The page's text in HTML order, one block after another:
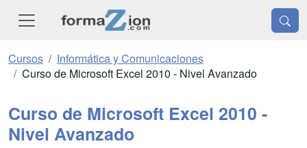
Cursos
Informática y Comunicaciones
Curso de Microsoft Excel 2010 - Nivel Avanzado
Curso de Microsoft Excel 2010 -
Nivel Avanzado